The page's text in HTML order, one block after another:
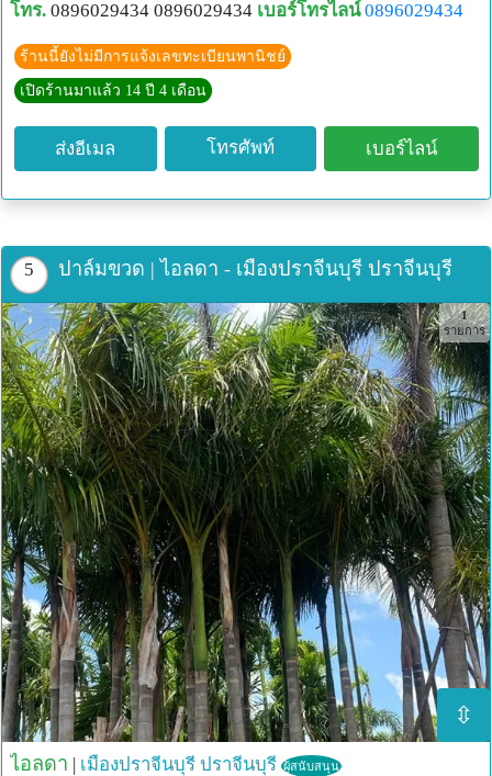
โทร. 0896029434 0896029434 เบอร์โทรไลน์ 0896029434
ร้านนี้ยังไม่มีการแจ้งเลขทะเบียนพานิชย์
เปิดร้านมาแล้ว 14 ปี 4 เดือน
ส่งอีเมล โทรศัพท์ เบอร์ไลน์
5 ปาล์มขวด | ไอลดา - เมืองปราจีนบุรี ปราจีนบุรี
⇳
1
รายการ
ไอลดา | เมืองปราจีนบุรี ปราจีนบุรี ผู้สนับสนุน